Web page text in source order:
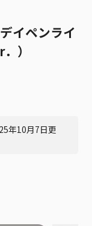
イペンライ
）
年10月7日更